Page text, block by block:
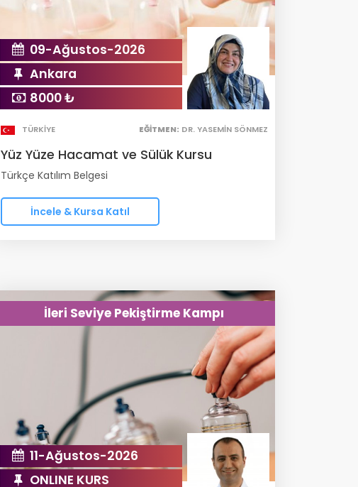
09-Ağustos-2026
Ankara
8000 ₺
TÜRKIYE EĞITMEN: DR. YASEMIN SÖNMEZ
Yüz Yüze Hacamat ve Sülük Kursu
Türkçe Katılım Belgesi
İncele & Kursa Katıl
İleri Seviye Pekiştirme Kampı
11-Ağustos-2026
ONLINE KURS